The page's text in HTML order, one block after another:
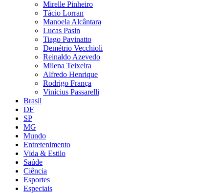
Mirelle Pinheiro
Tácio Lorran
Manoela Alcântara
Lucas Pasin
Tiago Pavinatto
Demétrio Vecchioli
Reinaldo Azevedo
Milena Teixeira
Alfredo Henrique
Rodrigo França
Vinícius Passarelli
Brasil
DF
SP
MG
Mundo
Entretenimento
Vida & Estilo
Saúde
Ciência
Esportes
Especiais